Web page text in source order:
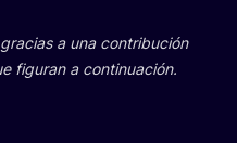
a una con­tri­bu­ción
figu­ran a continuación.